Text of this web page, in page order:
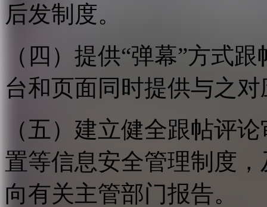
后发制度。
（四）提供“弹幕”方式
台和页面同时提供与之
（五）建立健全跟帖评
置等信息安全管理制度
向有关主管部门报告。